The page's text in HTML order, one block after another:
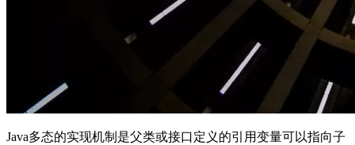
Java多态的实现机制是父类或接口定义的引用变量可以指向子